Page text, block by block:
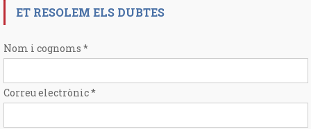
ET RESOLEM ELS DUBTES
Nom i cognoms *
Correu electrònic*